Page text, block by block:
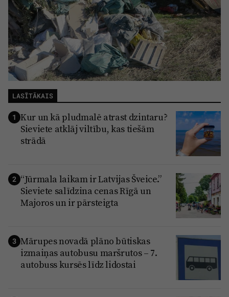
LASĪTĀKAIS
1 Kur un kā pludmalē atrast dzintaru?
Sieviete atklāj viltību, kas tiešām
strādā
2 “Jūrmala laikam ir Latvijas Šveice.”
Sieviete salīdzina cenas Rīgā un
Majoros un ir pārsteigta
3 Mārupes novadā plāno būtiskas
izmaiņas autobusu maršrutos – 7.
autobuss kursēs līdz lidostai